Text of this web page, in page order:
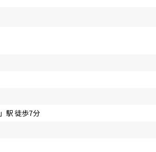
」駅 徒歩7分